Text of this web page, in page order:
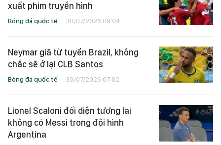
xuất phim truyền hình
Bóng đá quốc tế 30/07/2026 09:04
Neymar giã từ tuyển Brazil, không
chắc sẽ ở lại CLB Santos
Bóng đá quốc tế 30/07/2026 07:02
Lionel Scaloni đối diện tương lai
không có Messi trong đội hình
Argentina